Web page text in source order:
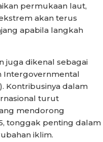
permukaan laut,
akan terus
apabila langkah
juga dikenal sebagai
Intergovernmental
Kontribusinya dalam
turut
mendorong
tonggak penting dalam
iklim.